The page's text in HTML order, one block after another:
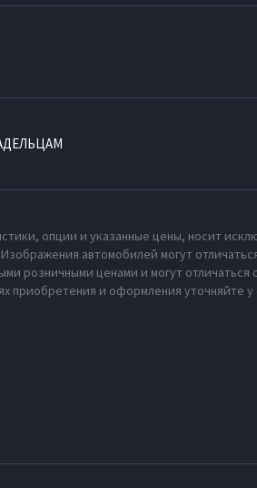
опции и указанные цены, носит
автомобилей могут
розничными ценами и могут отличаться
приобретения и оформления уточняйте